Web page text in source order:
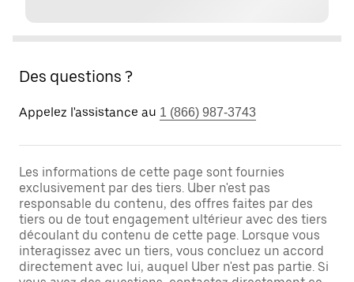
Des questions ?
Appelez l'assistance au 1 (866) 987-3743
Les informations de cette page sont fournies
exclusivement par des tiers. Uber n'est pas
responsable du contenu, des offres faites par des
tiers ou de tout engagement ultérieur avec des tiers
découlant du contenu de cette page. Lorsque vous
interagissez avec un tiers, vous concluez un accord
directement avec lui, auquel Uber n'est pas partie. Si